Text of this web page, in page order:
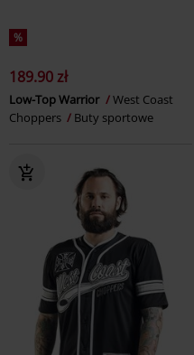
%
189.90 zł
Low-Top Warrior
West Coast
Choppers
Buty sportowe